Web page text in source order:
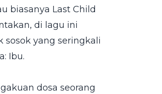
biasanya Last Child
di lagu ini
yang seringkali
Ibu.
dosa seorang